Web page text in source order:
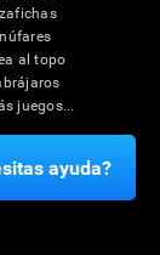
al topo
juegos...
ayuda?